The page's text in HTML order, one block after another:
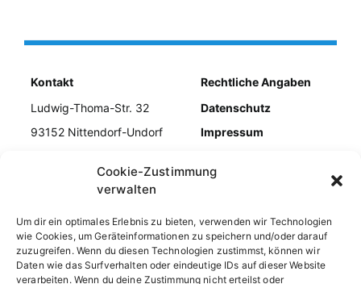
Cookie-Zustimmung
verwalten
Um dir ein optimales Erlebnis zu bieten, verwenden wir Technologien
wie Cookies, um Geräteinformationen zu speichern und/oder darauf
zuzugreifen. Wenn du diesen Technologien zustimmst, können wir
Daten wie das Surfverhalten oder eindeutige IDs auf dieser Website
verarbeiten. Wenn du deine Zustimmung nicht erteilst oder
Kontakt
Ludwig-Thoma-Str. 32
93152 Nittendorf-Undorf
E-Mail info@kiebiz-
Rechtliche Angaben
Datenschutz
Impressum
Cookie-Richtlinie